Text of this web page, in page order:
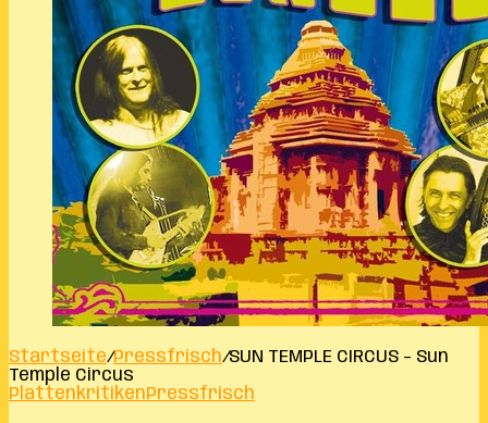
Startseite/Pressfrisch/SUN TEMPLE CIRCUS – Sun
Temple Circus
PlattenkritikenPressfrisch